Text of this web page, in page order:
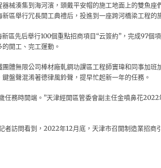
械湊集到海河濱，頭戴平安帽的施工地面上的雙魚座
區舉行冗長開工典禮后，投進到一座跨河橋梁工程的
區先后舉行100個重點招商項目“云簽約”，完成97個
開工、完工運動。
體無限公司棒材廠軋鋼功課區工程師竇瑋和同事加
盤聲混淆著德律風鈴聲，提早忙起新一年的任務。
任務時開端。”天津經開區管委會副主任金噴鼻花
者訪問看到，2022年12月底，天津市召開制造業招商